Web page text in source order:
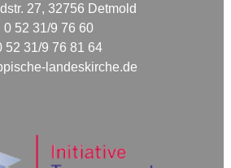
27, 32756 Detmold
0 52 31/9 76 60
52 31/9 76 81 64
landeskirche.de